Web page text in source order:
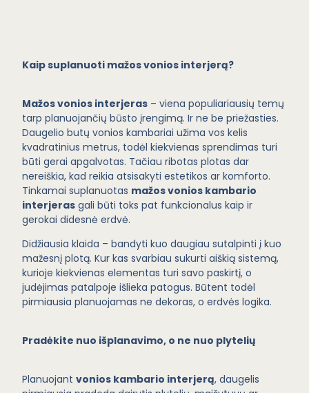
Kaip suplanuoti mažos vonios interjerą?
Mažos vonios interjeras – viena populiariausių temų
tarp planuojančių būsto įrengimą. Ir ne be priežasties.
Daugelio butų vonios kambariai užima vos kelis
kvadratinius metrus, todėl kiekvienas sprendimas turi
būti gerai apgalvotas. Tačiau ribotas plotas dar
nereiškia, kad reikia atsisakyti estetikos ar komforto.
Tinkamai suplanuotas mažos vonios kambario
interjeras gali būti toks pat funkcionalus kaip ir
gerokai didesnė erdvė.
Didžiausia klaida – bandyti kuo daugiau sutalpinti į kuo
mažesnį plotą. Kur kas svarbiau sukurti aiškią sistemą,
kurioje kiekvienas elementas turi savo paskirtį, o
judėjimas patalpoje išlieka patogus. Būtent todėl
pirmiausia planuojamas ne dekoras, o erdvės logika.
Pradėkite nuo išplanavimo, o ne nuo plytelių
Planuojantvonios kambario interjerą, daugelis